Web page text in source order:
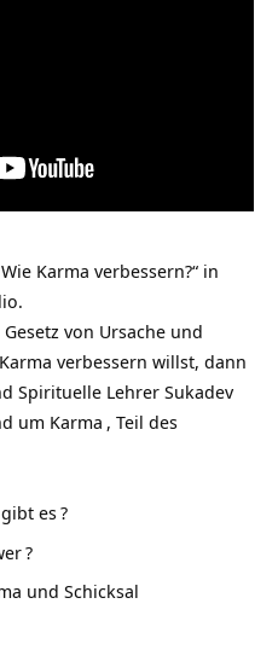
Karma verbessern?“ in
von Ursache und
verbessern willst, dann
Spirituelle Lehrer Sukadev
um Karma , Teil des
es?
?
und Schicksal